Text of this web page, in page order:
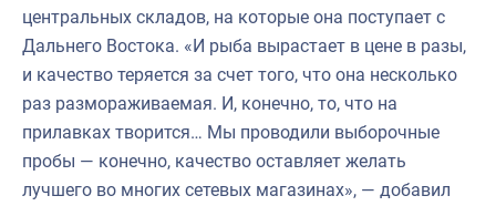
центральных складов, на которые она поступает с
Дальнего Востока. «И рыба вырастает в цене в разы,
и качество теряется за счет того, что она несколько
раз размораживаемая. И, конечно, то, что на
прилавках творится… Мы проводили выборочные
пробы — конечно, качество оставляет желать
лучшего во многих сетевых магазинах», — добавил